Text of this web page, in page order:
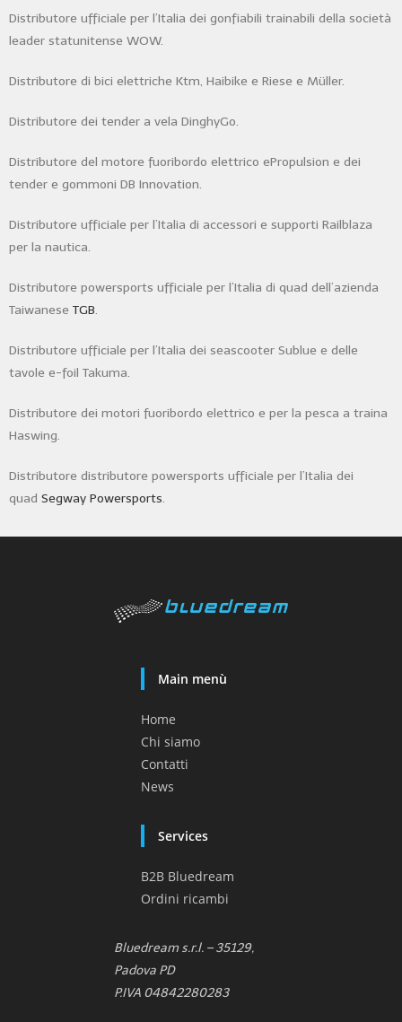
Distributore ufficiale per l’Italia dei gonfiabili trainabili della società
leader statunitense WOW.
Distributore di bici elettriche Ktm, Haibike e Riese e Müller.
Distributore dei tender a vela DinghyGo.
Distributore del motore fuoribordo elettrico ePropulsion e dei
tender e gommoni DB Innovation.
Distributore ufficiale per l’Italia di accessori e supporti Railblaza
per la nautica.
Distributore powersports ufficiale per l’Italia di quad dell’azienda
Taiwanese TGB.
Distributore ufficiale per l’Italia dei seascooter Sublue e delle
tavole e-foil Takuma.
Distributore dei motori fuoribordo elettrico e per la pesca a traina
Haswing.
Distributore distributore powersports ufficiale per l’Italia dei
quad Segway Powersports.
Main menù
Home
Chi siamo
Contatti
News
Services
B2B Bluedream
Ordini ricambi
Bluedream s.r.l. – 35129,
Padova PD
P.IVA 04842280283